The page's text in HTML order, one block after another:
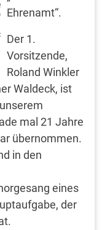
Ehrenamt“.
Der 1.
Vorsitzende,
Roland Winkler
Waldeck, ist
mal 21 Jahre
übernommen.
in den
eines
der